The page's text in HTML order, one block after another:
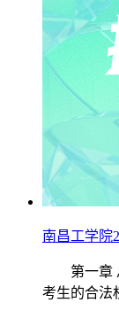
南昌工学院
第一章
考生的合法